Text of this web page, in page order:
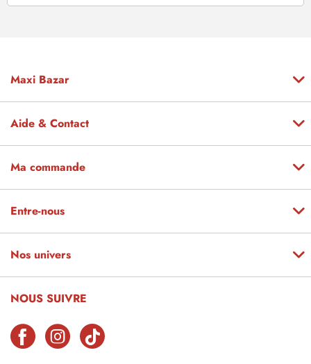
Maxi Bazar
Aide & Contact
Ma commande
Entre-nous
Nos univers
NOUS SUIVRE